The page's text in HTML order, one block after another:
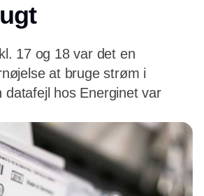
17 og 18 var det en
at bruge strøm i
hos Energinet var